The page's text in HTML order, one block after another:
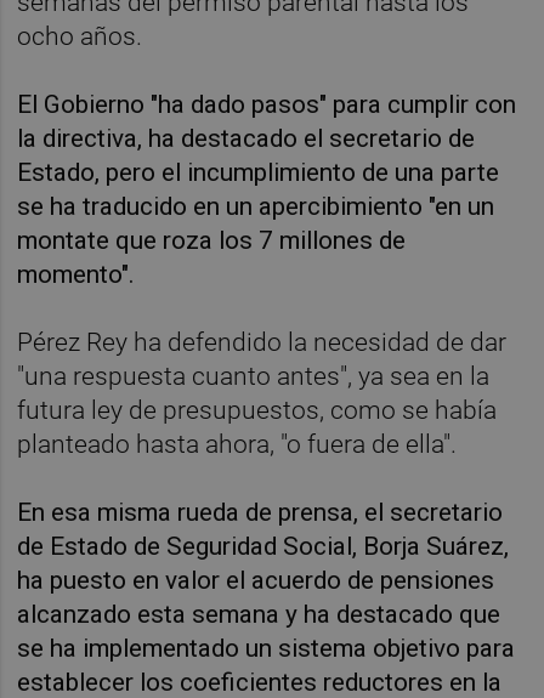
ocho años.
El Gobierno "ha dado pasos" para cumplir con
la directiva, ha destacado el secretario de
Estado, pero el incumplimiento de una parte
se ha traducido en un apercibimiento "en un
montate que roza los 7 millones de
momento".
Pérez Rey ha defendido la necesidad de dar
"una respuesta cuanto antes", ya sea en la
futura ley de presupuestos, como se había
planteado hasta ahora, "o fuera de ella".
En esa misma rueda de prensa, el secretario
de Estado de Seguridad Social, Borja Suárez,
ha puesto en valor el acuerdo de pensiones
alcanzado esta semana y ha destacado que
se ha implementado un sistema objetivo para
establecer los coeficientes reductores en la